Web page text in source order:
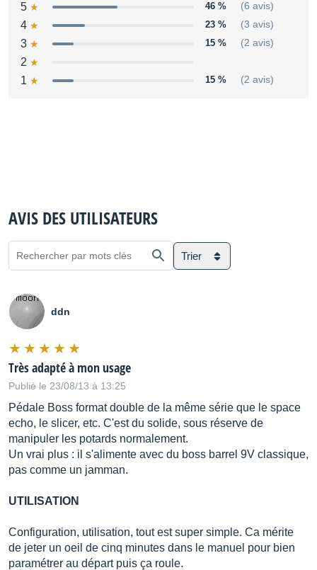
5 46 % (6 avis)
4 23 % (3 avis)
3 15 % (2 avis)
2
1
15 % (2 avis)
AVIS DES UTILISATEURS
Trier
ddn
Très adapté à mon usage
Publié le 23/08/13 à 13:25
Pédale Boss format double de la même série que le space
echo, le slicer, etc. C'est du solide, sous réserve de
manipuler les potards normalement.
Un vrai plus : il s'alimente avec du boss barrel 9V classique,
pas comme un jamman.
UTILISATION
Configuration, utilisation, tout est super simple. Ca mérite
de jeter un oeil de cinq minutes dans le manuel pour bien
paramétrer au départ puis ça roule.